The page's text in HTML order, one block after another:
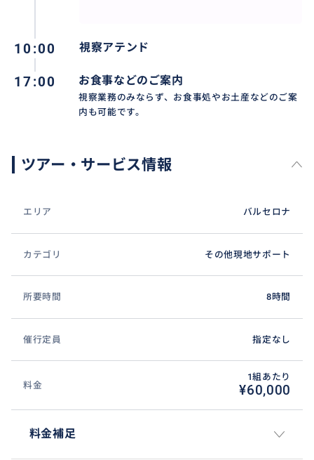
10:00 視察アテンド
17:00 お食事などのご案内
視察業務のみならず、お食事処やお土産などのご案
内も可能です。
ツアー・サービス情報
エリア バルセロナ
カテゴリ その他現地サポート
所要時間 8時間
催行定員 指定なし
料金
1組あたり
¥60,000
料金補足